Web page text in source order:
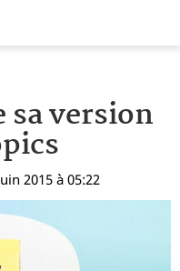
version
2015 à 05:22